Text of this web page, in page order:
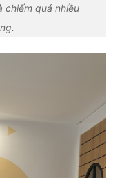
chiếm quá nhiều